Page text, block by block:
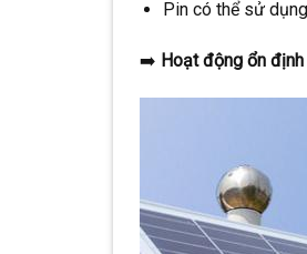
Pin có thể sử
➡️ Hoạt động ổn